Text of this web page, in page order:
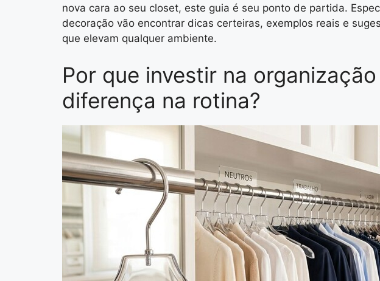
nova cara ao seu closet, este guia é seu ponto de partida.
decoração vão encontrar dicas certeiras, exemplos reais e
que elevam qualquer ambiente.
Por que investir na
diferença na rotina?